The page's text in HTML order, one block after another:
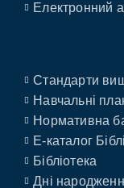
Електронний
Стандарти
Навчальні
Нормативна
E-каталог
Бібліотека
Дні